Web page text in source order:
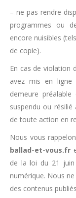
– ne pas rendre
programmes ou
encore nuisibles
de copie).
En cas de violation
avez mis en ligne
demeure
suspendu ou
de toute action en
Nous vous
ballad-et-vous.fr
de la loi du 21 juin
numérique. Nous
des contenus